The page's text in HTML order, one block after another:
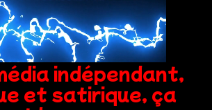
indépendant,
et satirique, ça